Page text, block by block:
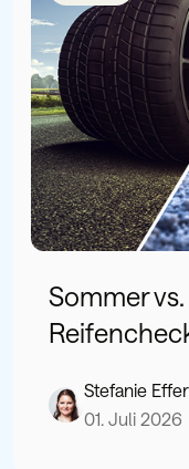
Sommer
Stefanie Effer
01. Juli 2026